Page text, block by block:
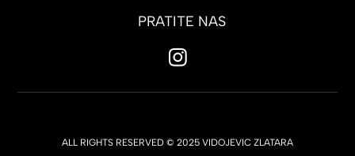
PRATITE NAS
ALL RIGHTS RESERVED © 2025 VIDOJEVIC ZLATARA